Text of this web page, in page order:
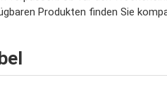
Produkten finden Sie